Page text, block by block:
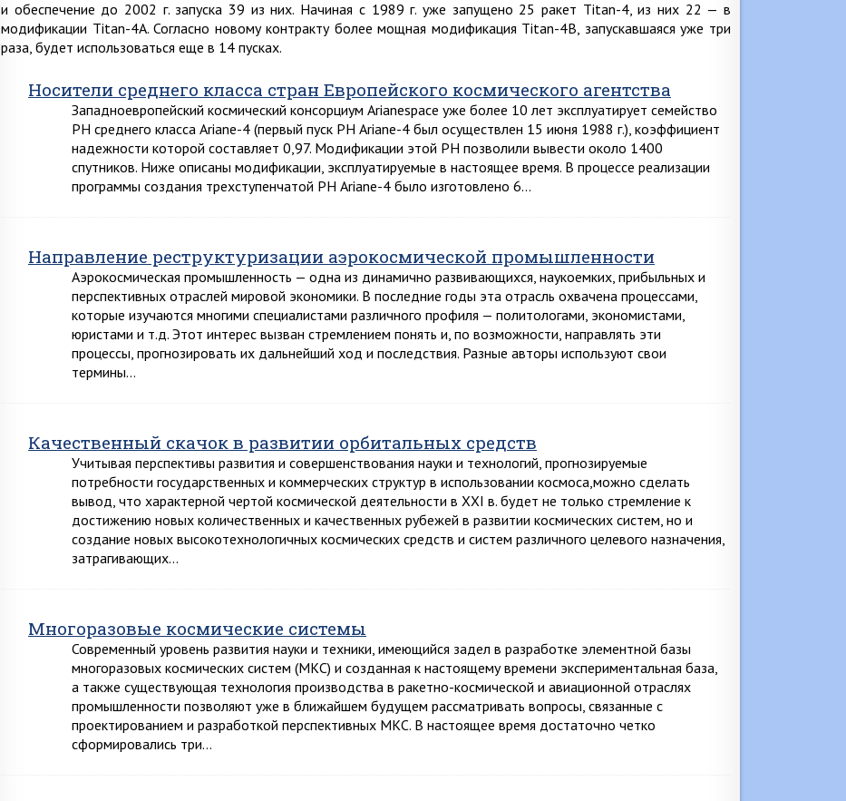
и обеспечение до 2002 г. запуска 39 из них. Начиная с 1989 г. уже запущено 25 ракет Titan-4, из них 22 — в
модификации Titan-4A. Согласно новому контракту более мощная модификация Titan-4B, запускавшаяся уже три
раза, будет использоваться еще в 14 пусках.
Носители среднего класса стран Европейского космического агентства
Западноевропейский космический консорциум Arianespace уже более 10 лет эксплуатирует семейство
РН среднего класса Ariane-4 (первый пуск РН Ariane-4 был осуществлен 15 июня 1988 г.), коэффициент
надежности которой составляет 0,97. Модификации этой РН позволили вывести около 1400
спутников. Ниже описаны модификации, эксплуатируемые в настоящее время. В процессе реализации
программы создания трехступенчатой РН Ariane-4 было изготовлено 6…
Направление реструктуризации аэрокосмической промышленности
Аэрокосмическая промышленность — одна из динамично развивающихся, наукоемких, прибыльных и
перспективных отраслей мировой экономики. В последние годы эта отрасль охвачена процессами,
которые изучаются многими специалистами различного профиля — политологами, экономистами,
юристами и т.д. Этот интерес вызван стремлением понять и, по возможности, направлять эти
процессы, прогнозировать их дальнейший ход и последствия. Разные авторы используют свои
термины…
Качественный скачок в развитии орбитальных средств
Учитывая перспективы развития и совершенствования науки и технологий, прогнозируемые
потребности государственных и коммерческих структур в использовании космоса,можно сделать
вывод, что характерной чертой космической деятельности в XXI в. будет не только стремление к
достижению новых количественных и качественных рубежей в развитии космических систем, но и
создание новых высокотехнологичных космических средств и систем различного целевого назначения,
затрагивающих…
Многоразовые космические системы
Современный уровень развития науки и техники, имеющийся задел в разработке элементной базы
многоразовых космических систем (МКС) и созданная к настоящему времени экспериментальная база,
а также существующая технология производства в ракетно-космической и авиационной отраслях
промышленности позволяют уже в ближайшем будущем рассматривать вопросы, связанные с
проектированием и разработкой перспективных МКС. В настоящее время достаточно четко
сформировались три…